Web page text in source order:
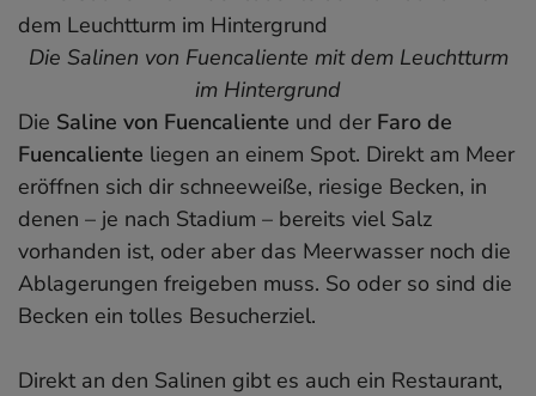
Die Salinen von Fuencaliente mit dem Leuchtturm
im Hintergrund
Die Saline von Fuencaliente und der Faro de
Fuencaliente liegen an einem Spot. Direkt am Meer
eröffnen sich dir schneeweiße, riesige Becken, in
denen – je nach Stadium – bereits viel Salz
vorhanden ist, oder aber das Meerwasser noch die
Ablagerungen freigeben muss. So oder so sind die
Becken ein tolles Besucherziel.
Direkt an den Salinen gibt es auch ein Restaurant,